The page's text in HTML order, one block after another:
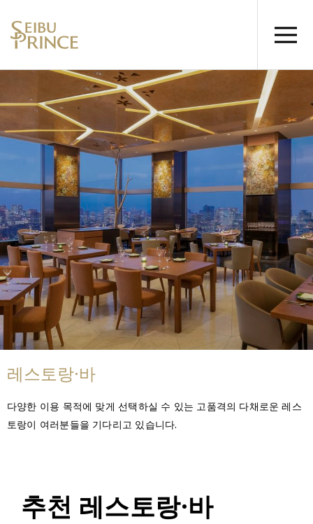
레스토랑·바
다양한 이용 목적에 맞게 선택하실 수 있는 고품격의 다채로운 레스
토랑이 여러분들을 기다리고 있습니다.
추천 레스토랑·바